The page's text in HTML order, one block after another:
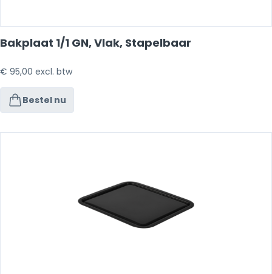
Bakplaat 1/1 GN, Vlak, Stapelbaar
€ 95,00 excl. btw
Bestel nu